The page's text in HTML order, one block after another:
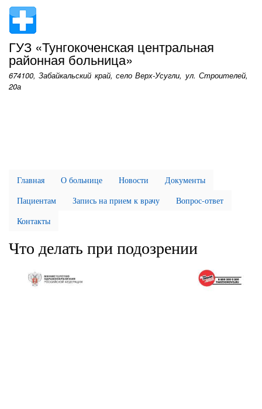
содержанию
ГУЗ «Тунгокоченская центральная
районная больница»
674100, Забайкальский край, село Верх-Усугли, ул. Строителей,
20а
Главная О больнице Новости
Документы
Пациентам
Запись на прием к врачу
Вопрос-ответ
Контакты
Что делать при подозрении